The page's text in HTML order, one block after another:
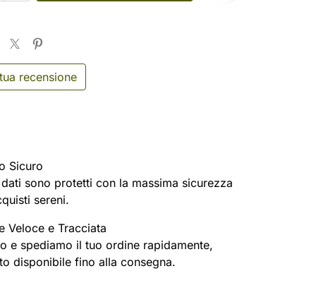
recensione
Sicuro
sono protetti con la massima sicurezza
sereni.
Veloce e Tracciata
e spediamo il tuo ordine rapidamente,
disponibile fino alla consegna.